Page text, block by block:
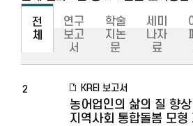
전
체
연구
보고
서
학술
지논
문
세미
나자
료
2 KREI 보고서
농어업인의 삶의 질 향
지역사회 통합돌봄 모